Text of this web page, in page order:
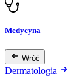
Medycyna
Wróć
Dermatologia